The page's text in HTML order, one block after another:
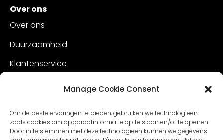
Manage Cookie Consent
Om de beste ervaringen te bieden, gebruiken we technologieën
zoals cookies om apparaatinformatie op te slaan en/of te openen.
Door in te stemmen met deze technologieën kunnen we gegevens
Over ons
Over ons
Duurzaamheid
Klantenservice